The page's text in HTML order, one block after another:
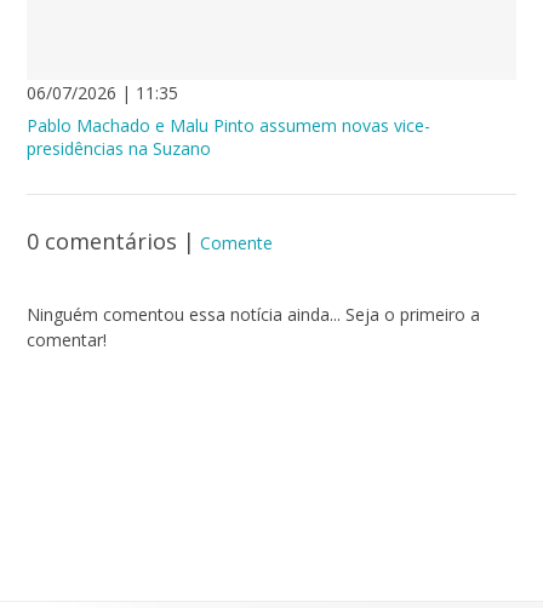
06/07/2026 | 11:35
Pablo Machado e Malu Pinto assumem novas vice-
presidências na Suzano
0 comentários | Comente
Ninguém comentou essa notícia ainda... Seja o primeiro a
comentar!